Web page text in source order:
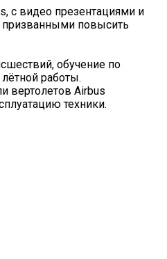
с видео презентациями и
призванными повысить
обучение по
работы.
вертолетов Airbus
техники.